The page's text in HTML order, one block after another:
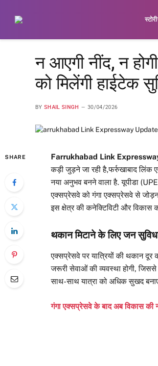
न आएगी नींद, न
को मिलेंगी हाईटेक
BY SHAIL SINGH 30/04/2026
SHARE Farrukhabad Link
कड़ी जुड़ने जा रही है,फर्रुखाबाद
नया अनुभव बनने वाला है. यूपीडा
एक्सप्रेसवे को गंगा एक्सप्रेसवे से
इस क्षेत्र की कनेक्टिविटी और विकास
थकान मिटाने के लिए जन
एक्सप्रेसवे पर यात्रियों की थकान
जरूरी सेवाओं की व्यवस्था होगी,
साथ-साथ यात्रा को अधिक सुखद
गंगा एक्सप्रेसवे के बाद अब विकास की